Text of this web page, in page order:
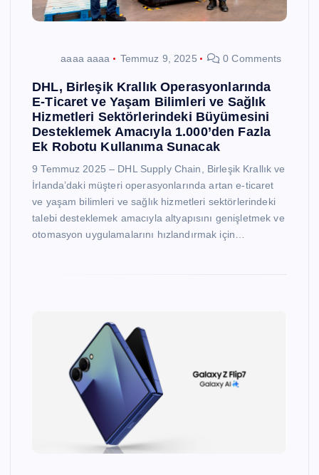
aaaa aaaa Temmuz 9, 2025 0 Comments
DHL, Birleşik Krallık Operasyonlarında
E-Ticaret ve Yaşam Bilimleri ve Sağlık
Hizmetleri Sektörlerindeki Büyümesini
Desteklemek Amacıyla 1.000’den Fazla
Ek Robotu Kullanıma Sunacak
9 Temmuz 2025 – DHL Supply Chain, Birleşik Krallık ve
İrlanda’daki müşteri operasyonlarında artan e-ticaret
ve yaşam bilimleri ve sağlık hizmetleri sektörlerindeki
talebi desteklemek amacıyla altyapısını genişletmek ve
otomasyon uygulamalarını hızlandırmak için…